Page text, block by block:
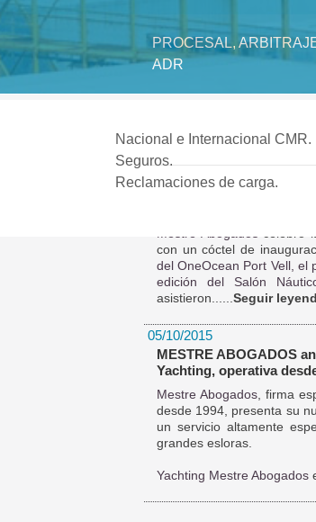
Nacional e Internacional CMR.
Seguros.
Reclamaciones de carga.
PROCESAL,
ADR
NEWS
20/10/2015
con un cóctel de
del OneOcean Port Vell, el
edición del Salón
asistieron...... Seguir
05/10/2015
MESTRE ABOGADOS
Yachting, operativa
Mestre Abogados, firma
desde 1994, presenta su
un servicio altamente
grandes esloras.
Yachting Mestre Abogados